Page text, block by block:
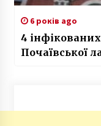
6 років ago
4
Почаївської